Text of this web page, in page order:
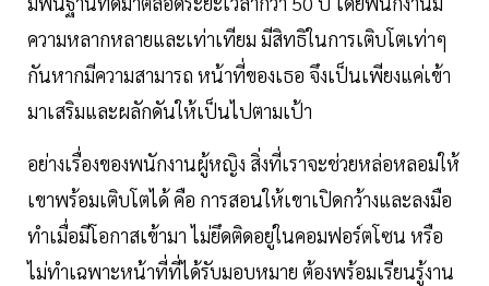
ความหลากหลายและเท่าเทียม มีสิทธิในการเติบโตเท่าๆ
กันหากมีความสามารถ หน้าที่ของเธอ จึงเป็นเพียงแค่เข้า
มาเสริมและผลักดันให้เป็นไปตามเป้า
อย่างเรื่องของพนักงานผู้หญิง สิ่งที่เราจะช่วยหล่อหลอมให้
เขาพร้อมเติบโตได้ คือ การสอนให้เขาเปิดกว้างและลงมือ
ทำเมื่อมีโอกาสเข้ามา ไม่ยึดติดอยู่ในคอมฟอร์ตโซน หรือ
ไม่ทำเฉพาะหน้าที่ที่ได้รับมอบหมาย ต้องพร้อมเรียนรู้งาน